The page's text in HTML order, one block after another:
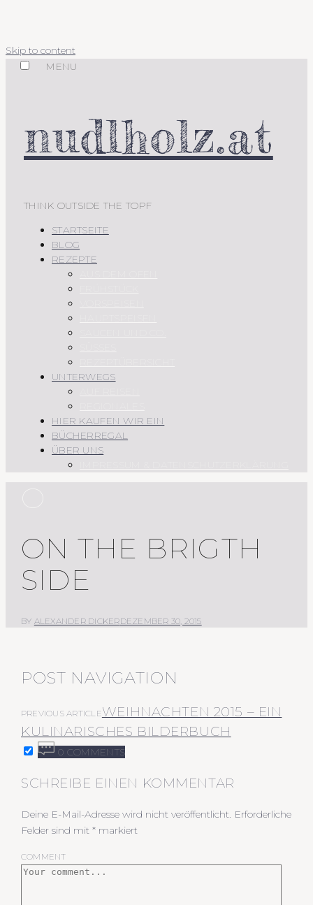
Skip to content
MENU
nudlholz.at
THINK OUTSIDE THE TOPF
STARTSEITE
BLOG
REZEPTE
UNTERWEGS
HIER KAUFEN WIR EIN
BÜCHERREGAL
ÜBER UNS
ON THE BRIGTH
SIDE
BY ALEXANDER DICKERDEZEMBER 30, 2015
POST NAVIGATION
PREVIOUS ARTICLEWEIHNACHTEN 2015 – EIN
KULINARISCHES BILDERBUCH
0 COMMENTS
SCHREIBE EINEN KOMMENTAR
Deine E-Mail-Adresse wird nicht veröffentlicht. Erforderliche
Felder sind mit * markiert
COMMENT